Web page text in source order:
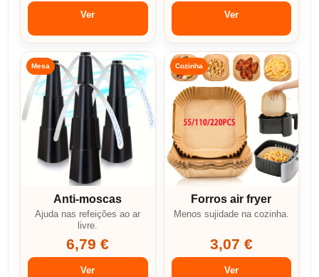
Ver Ver
Mesa
Anti-moscas
Ajuda nas refeições ao ar
livre.
6,79 €
Ver
Cozinha
Forros air fryer
Menos sujidade na cozinha.
3,07 €
Ver